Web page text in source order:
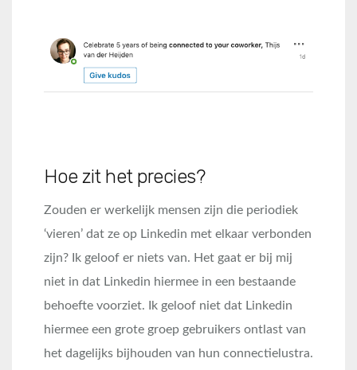
Hoe zit het precies?
Zouden er werkelijk mensen zijn die periodiek
‘vieren’ dat ze op Linkedin met elkaar verbonden
zijn? Ik geloof er niets van. Het gaat er bij mij
niet in dat Linkedin hiermee in een bestaande
behoefte voorziet. Ik geloof niet dat Linkedin
hiermee een grote groep gebruikers ontlast van
het dagelijks bijhouden van hun connectielustra.